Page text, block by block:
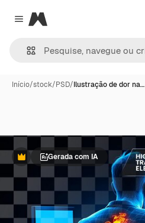
Close menu
Magnific
Início/stock/PSD/Ilustração de dor na…
PremiumGerada com IA